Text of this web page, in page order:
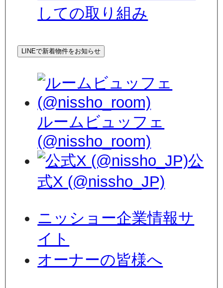
しての取り組み
LINEで新着物件をお知らせ
ルームビュッフェ
(@nissho_room)
公
式X (@nissho_JP)
ニッショー企業情報サ
イト
オーナーの皆様へ